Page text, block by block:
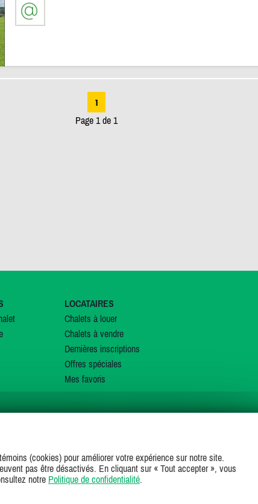
1
Page 1 de 1
LOCATAIRES
Chalets à louer
Chalets à vendre
Dernières inscriptions
Offres spéciales
Mes favoris
SUR
(cookies) pour améliorer votre expérience sur notre site.
pas être désactivés. En cliquant sur « Tout accepter », vous
notre Politique de confidentialité.